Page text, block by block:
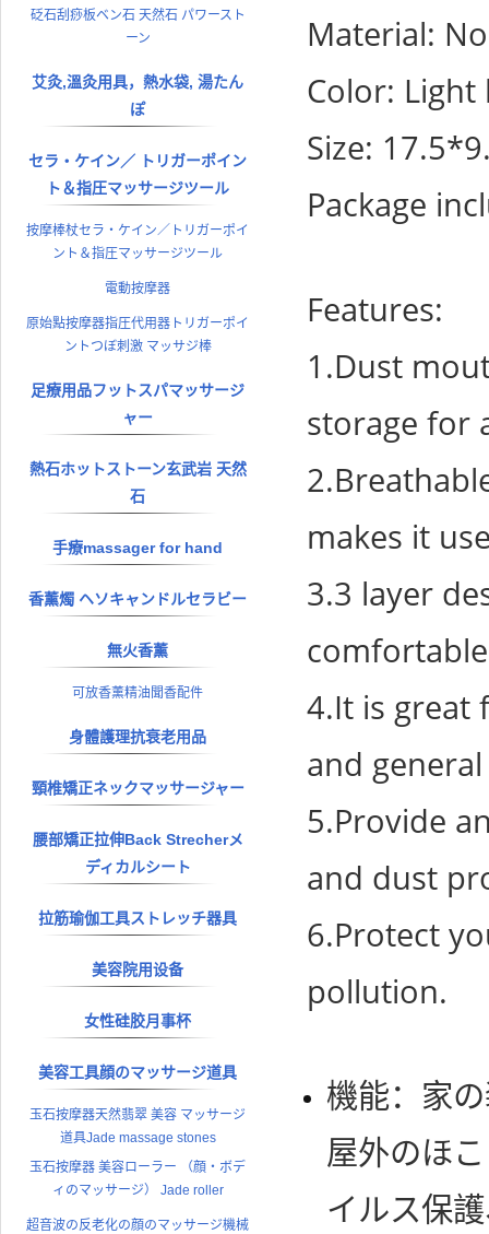
砭石刮痧板ベン石 天然石 パワースト
ーン
艾灸,溫灸用具，熱水袋, 湯たん
ぽ
セラ・ケイン／ トリガーポイン
ト＆指圧マッサージツール
按摩棒杖セラ・ケイン／トリガーポイ
ント＆指圧マッサージツール
電動按摩器
原始點按摩器指圧代用器トリガーポイ
ントつぼ刺激 マッサジ棒
足療用品フットスパマッサージ
ャー
熱石ホットストーン玄武岩 天然
石
手療massager for hand
香薰燭 ヘソキャンドルセラビー
無火香薰
可放香薰精油聞香配件
身體護理抗衰老用品
頸椎矯正ネックマッサージャー
腰部矯正拉伸Back Strecherメ
ディカルシート
拉筋瑜伽工具ストレッチ器具
美容院用设备
女性硅胶月事杯
美容工具顔のマッサージ道具
玉石按摩器天然翡翠 美容 マッサージ
道具Jade massage stones
玉石按摩器 美容ローラー （顔・ボデ
ィのマッサージ） Jade roller
超音波の反老化の顔のマッサージ機械
Material:
Color: Light
Size:
Package
Features:
1.Dust
storage for
makes it
3.3 layer
4.It is great
and
5.Provide
and dust
6.Protect
pollution.
機能：家
屋外のほ
イルス保